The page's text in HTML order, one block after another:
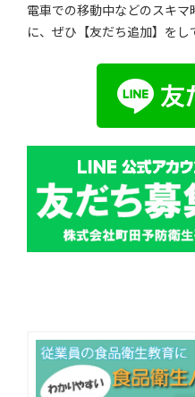
電車での移動中などのスキ
に、ぜひ【友だち追加】をし